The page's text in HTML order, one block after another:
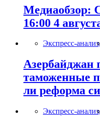
Медиаобзор:
16:00 4
Экспресс-
Азербайджан
таможенные
ли реформа
Экспресс-